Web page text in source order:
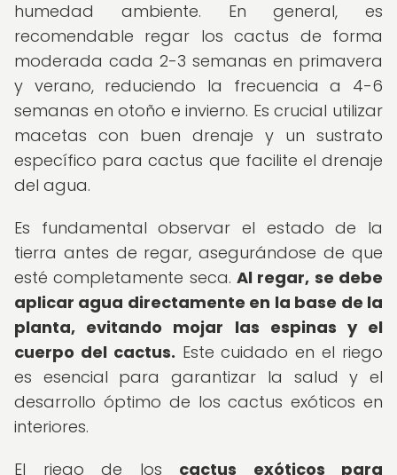
humedad ambiente. En general, es
recomendable regar los cactus de forma
moderada cada 2-3 semanas en primavera
y verano, reduciendo la frecuencia a 4-6
semanas en otoño e invierno. Es crucial utilizar
macetas con buen drenaje y un sustrato
específico para cactus que facilite el drenaje
del agua.
Es fundamental observar el estado de la
tierra antes de regar, asegurándose de que
esté completamente seca. Al regar, se debe
aplicar agua directamente en la base de la
planta, evitando mojar las espinas y el
cuerpo del cactus. Este cuidado en el riego
es esencial para garantizar la salud y el
desarrollo óptimo de los cactus exóticos en
interiores.
El riego de los cactus exóticos para